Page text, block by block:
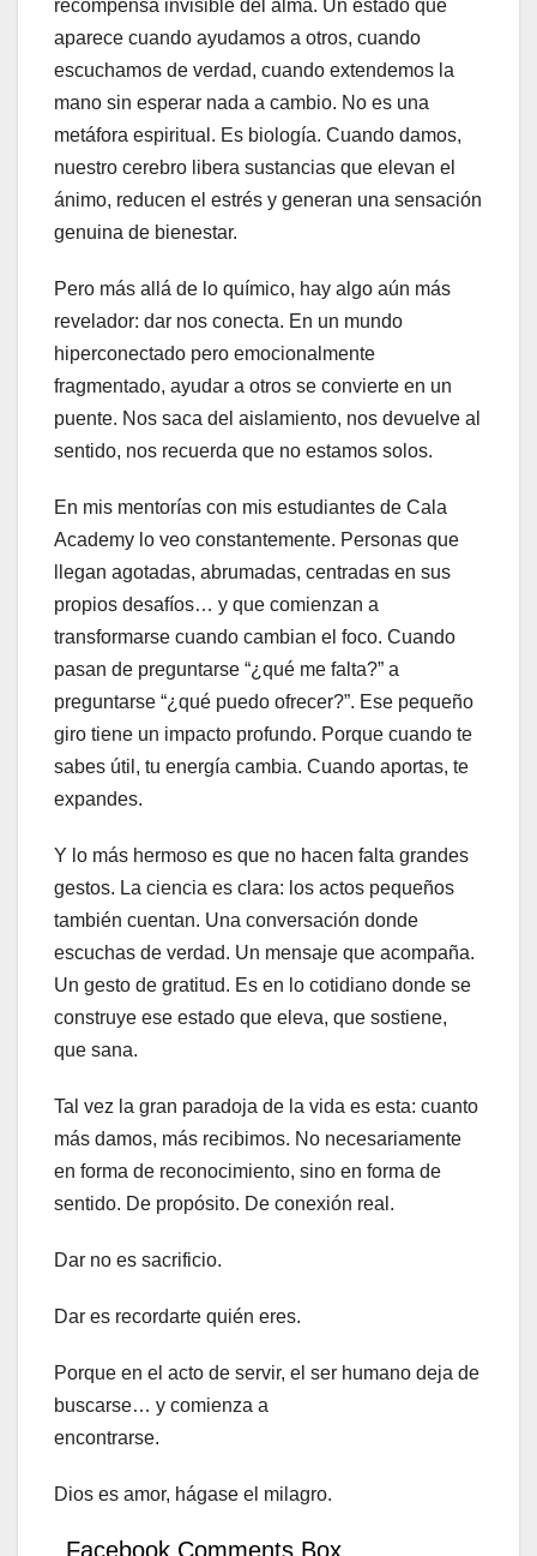
recompensa invisible del alma. Un estado que
aparece cuando ayudamos a otros, cuando
escuchamos de verdad, cuando extendemos la
mano sin esperar nada a cambio. No es una
metáfora espiritual. Es biología. Cuando damos,
nuestro cerebro libera sustancias que elevan el
ánimo, reducen el estrés y generan una sensación
genuina de bienestar.
Pero más allá de lo químico, hay algo aún más
revelador: dar nos conecta. En un mundo
hiperconectado pero emocionalmente
fragmentado, ayudar a otros se convierte en un
puente. Nos saca del aislamiento, nos devuelve al
sentido, nos recuerda que no estamos solos.
En mis mentorías con mis estudiantes de Cala
Academy lo veo constantemente. Personas que
llegan agotadas, abrumadas, centradas en sus
propios desafíos… y que comienzan a
transformarse cuando cambian el foco. Cuando
pasan de preguntarse “¿qué me falta?” a
preguntarse “¿qué puedo ofrecer?”. Ese pequeño
giro tiene un impacto profundo. Porque cuando te
sabes útil, tu energía cambia. Cuando aportas, te
expandes.
Y lo más hermoso es que no hacen falta grandes
gestos. La ciencia es clara: los actos pequeños
también cuentan. Una conversación donde
escuchas de verdad. Un mensaje que acompaña.
Un gesto de gratitud. Es en lo cotidiano donde se
construye ese estado que eleva, que sostiene,
que sana.
Tal vez la gran paradoja de la vida es esta: cuanto
más damos, más recibimos. No necesariamente
en forma de reconocimiento, sino en forma de
sentido. De propósito. De conexión real.
Dar no es sacrificio.
Dar es recordarte quién eres.
Porque en el acto de servir, el ser humano deja de
buscarse… y comienza a
encontrarse.
Dios es amor, hágase el milagro.
Facebook Comments Box